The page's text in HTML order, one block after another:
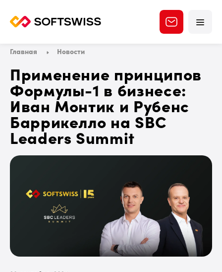
Главная Новости
Применение принципов
Формулы-1 в бизнесе:
Иван Монтик и Рубенс
Баррикелло на SBC
Leaders Summit